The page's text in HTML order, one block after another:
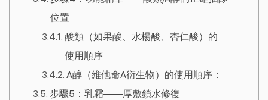
位置
酸類（如果酸、水楊酸、杏仁酸）的
使用順序
A醇（維他命A衍生物）的使用順序：
步驟5：乳霜——厚敷鎖水修復